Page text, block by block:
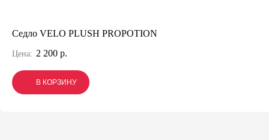
Седло VELO PLUSH PROPOTION
Цена: 2 200 р.
В КОРЗИНУ
В КОРЗИНУ
В КОРЗИНУ